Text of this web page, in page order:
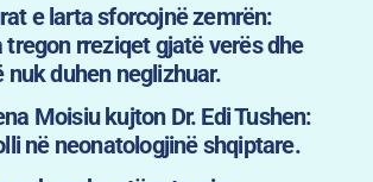
e larta sforcojnë zemrën:
tregon rreziqet gjatë verës dhe
nuk duhen neglizhuar.
Moisiu kujton Dr. Edi Tushen:
në neonatologjinë shqiptare.